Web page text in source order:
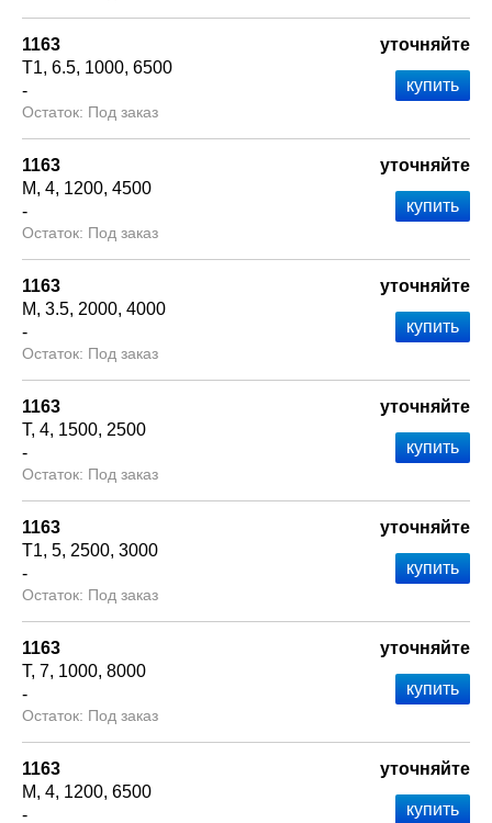
1163
Т1 6.5 1000 6500
-
Под заказ
уточняйте
1163
М 4 1200 4500
-
Под заказ
уточняйте
1163
М 3.5 2000 4000
-
Под заказ
уточняйте
1163
Т 4 1500 2500
-
Под заказ
уточняйте
1163
Т1 5 2500 3000
-
Под заказ
уточняйте
1163
Т 7 1000 8000
-
Под заказ
уточняйте
1163
М 4 1200 6500
-
уточняйте